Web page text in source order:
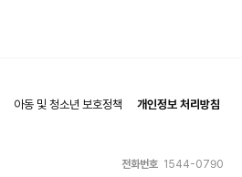
아동 및 청소년 보호정책
개인정보 처리방침
전화번호 1544-0790